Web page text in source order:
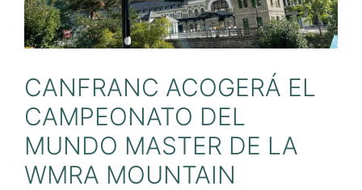
CANFRANC ACOGERÁ EL
CAMPEONATO DEL
MUNDO MASTER DE LA
WMRA MOUNTAIN